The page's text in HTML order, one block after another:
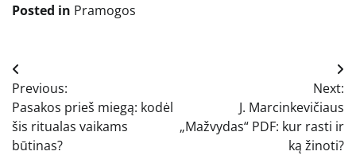
Posted in Pramogos
Navigacija
tarp
įrašų
Previous:
Pasakos prieš miegą: kodėl
šis ritualas vaikams
būtinas?
Next:
J. Marcinkevičiaus
„Mažvydas“ PDF: kur rasti ir
ką žinoti?